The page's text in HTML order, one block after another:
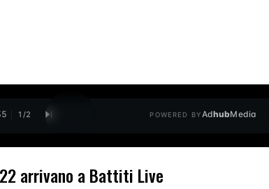
1 /2 POWERED BYAdhubMedia
arrivano a Battiti Live